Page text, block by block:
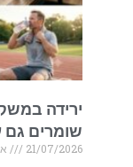
שומרים
21/07/2026